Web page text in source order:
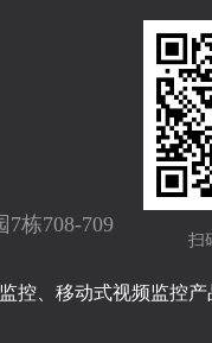
栋708-709
扫
控、移动式视频监控产